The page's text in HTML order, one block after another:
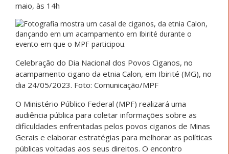
maio, às 14h
Celebração do Dia Nacional dos Povos Ciganos, no
acampamento cigano da etnia Calon, em Ibirité (MG), no
dia 24/05/2023. Foto: Comunicação/MPF
O Ministério Público Federal (MPF) realizará uma
audiência pública para coletar informações sobre as
dificuldades enfrentadas pelos povos ciganos de Minas
Gerais e elaborar estratégias para melhorar as políticas
públicas voltadas aos seus direitos. O encontro